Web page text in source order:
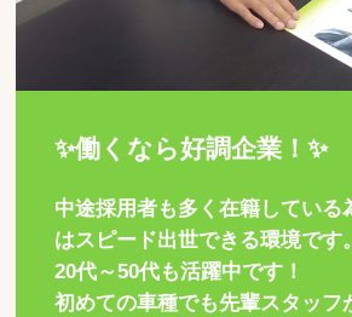
✨働くなら好調企業！✨
中途採用者も多く在籍している
はスピード出世できる環境です。
20代～50代も活躍中です！
初めての車種でも先輩スタッフ